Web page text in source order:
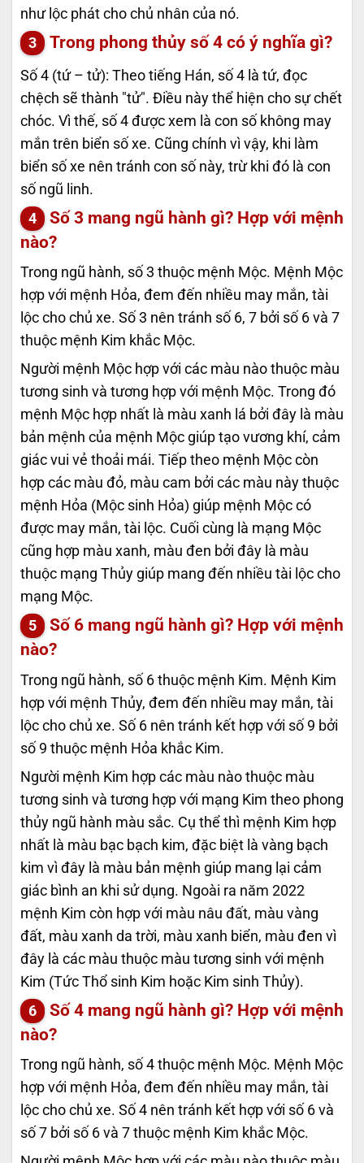
như lộc phát cho chủ nhân của nó.
Trong phong thủy số 4 có ý nghĩa gì?
Số 4 (tứ – tử): Theo tiếng Hán, số 4 là tứ, đọc
chệch sẽ thành "tử". Điều này thể hiện cho sự chết
chóc. Vì thế, số 4 được xem là con số không may
mắn trên biển số xe. Cũng chính vì vậy, khi làm
biển số xe nên tránh con số này, trừ khi đó là con
số ngũ linh.
Số 3 mang ngũ hành gì? Hợp với mệnh
nào?
Trong ngũ hành, số 3 thuộc mệnh Mộc. Mệnh Mộc
hợp với mệnh Hỏa, đem đến nhiều may mắn, tài
lộc cho chủ xe. Số 3 nên tránh số 6, 7 bởi số 6 và 7
thuộc mệnh Kim khắc Mộc.
Người mệnh Mộc hợp với các màu nào thuộc màu
tương sinh và tương hợp với mệnh Mộc. Trong đó
mệnh Mộc hợp nhất là màu xanh lá bởi đây là màu
bản mệnh của mệnh Mộc giúp tạo vương khí, cảm
giác vui vẻ thoải mái. Tiếp theo mệnh Mộc còn
hợp các màu đỏ, màu cam bởi các màu này thuộc
mệnh Hỏa (Mộc sinh Hỏa) giúp mệnh Mộc có
được may mắn, tài lộc. Cuối cùng là mạng Mộc
cũng hợp màu xanh, màu đen bởi đây là màu
thuộc mạng Thủy giúp mang đến nhiều tài lộc cho
mạng Mộc.
Số 6 mang ngũ hành gì? Hợp với mệnh
nào?
Trong ngũ hành, số 6 thuộc mệnh Kim. Mệnh Kim
hợp với mệnh Thủy, đem đến nhiều may mắn, tài
lộc cho chủ xe. Số 6 nên tránh kết hợp với số 9 bởi
số 9 thuộc mệnh Hỏa khắc Kim.
Người mệnh Kim hợp các màu nào thuộc màu
tương sinh và tương hợp với mạng Kim theo phong
thủy ngũ hành màu sắc. Cụ thể thì mệnh Kim hợp
nhất là màu bạc bạch kim, đặc biệt là vàng bạch
kim vì đây là màu bản mệnh giúp mang lại cảm
giác bình an khi sử dụng. Ngoài ra năm 2022
mệnh Kim còn hợp với màu nâu đất, màu vàng
đất, màu xanh da trời, màu xanh biển, màu đen vì
đây là các màu thuộc màu tương sinh với mệnh
Kim (Tức Thổ sinh Kim hoặc Kim sinh Thủy).
Số 4 mang ngũ hành gì? Hợp với mệnh
nào?
Trong ngũ hành, số 4 thuộc mệnh Mộc. Mệnh Mộc
hợp với mệnh Hỏa, đem đến nhiều may mắn, tài
lộc cho chủ xe. Số 4 nên tránh kết hợp với số 6 và
số 7 bởi số 6 và 7 thuộc mệnh Kim khắc Mộc.